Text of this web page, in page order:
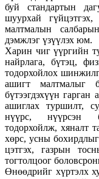
буй стандартын
шуурхай
малтмалын
дэмжлэг үзүүлэх юм.
Харин чиг үүргийн
найрлага, бүтэц,
тодорхойлох
ашигт малтмалыг
бүтээгдэхүүн гарган
ашиглах туршилт,
нүүрс, нүүрсэн
тодорхойлж, хяналт
хөрс, усны
цэтгэх, газрын
тогтолцоог
Өнөөдрийг хүртэлх